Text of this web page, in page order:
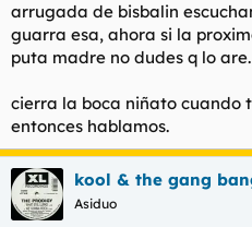
arrugada de bisbalin
guarra esa, ahora si la
puta madre no dudes q lo are.
cierra la boca niñato cuando
entonces hablamos.
kool & the gang
Asiduo